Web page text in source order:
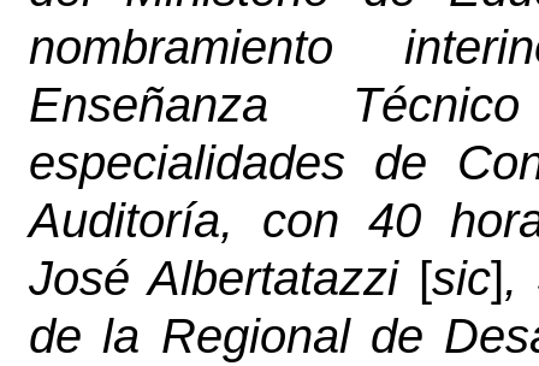
nombramiento
Enseñanza
especialidades de
Auditoría, con 40
José Albertatazzi [sic],
de la Regional de